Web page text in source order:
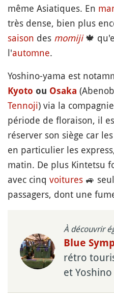
même Asiatiques. En
très dense, bien plus
saison des momiji 🍁
l'automne.
Yoshino-yama est
Kyoto ou Osaka
Tennoji) via la
période de floraison, il
réserver son siège car les
en particulier les
matin. De plus Kintetsu
avec cinq voitures 🚙
passagers, dont une
À découvrir
Blue
rétro
et Yoshino